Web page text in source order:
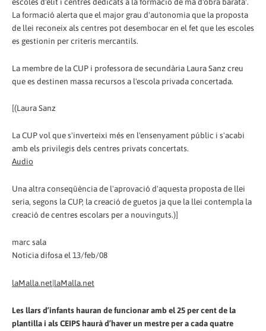
La formació alerta que el major grau d'autonomia que la proposta
de llei reconeix als centres pot desembocar en el fet que les escoles
es gestionin per criteris mercantils.
La membre de la CUP i professora de secundària Laura Sanz creu
que es destinen massa recursos a l'escola privada concertada.
[(Laura Sanz
La CUP vol que s'inverteixi més en l'ensenyament públic i s'acabi
amb els privilegis dels centres privats concertats.
Audio
Una altra conseqüència de l'aprovació d'aquesta proposta de llei
seria, segons la CUP, la creació de guetos ja que la llei contempla la
creació de centres escolars per a nouvinguts.)]
marc sala
Noticia difosa el 13/feb/08
laMalla.net|laMalla.net
Les llars d’infants hauran de funcionar amb el 25 per cent de la
plantilla i als CEIPS haurà d’haver un mestre per a cada quatre